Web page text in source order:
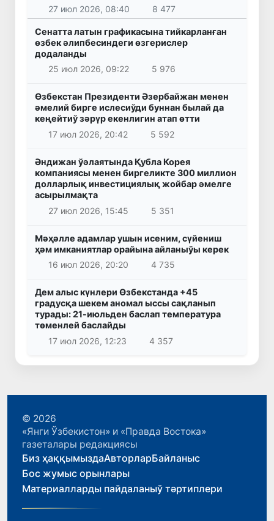
27 июл 2026, 08:40 8 477
Сенатта латын графикасына тийкарланған
өзбек әлипбесиндеги өзгерислер
додаланды
25 июл 2026, 09:22
5 976
Өзбекстан Президенти Әзербайжан менен
әмелий бирге ислесиўди буннан былай да
кеңейтиў зәрүр екенлигин атап өтти
17 июл 2026, 20:42
5 592
Әндижан ўәлаятында Қубла Корея
компаниясы менен биргеликте 300 миллион
долларлық инвестициялық жойбар әмелге
асырылмақта
27 июл 2026, 15:45
5 351
Мәҳәлле адамлар ушын исеним, сүйениш
ҳәм имканиятлар орайына айланыўы керек
16 июл 2026, 20:20
4 735
Дем алыс күнлери Өзбекстанда +45
градусқа шекем аномал ыссы сақланып
турады: 21-июльден баслап температура
төменлей баслайды
17 июл 2026, 12:23
4 357
© 2026
«Янги Ўзбекистон» и «Правда Востока»
газеталары редакциясы
Биз ҳаққымыздаАвторларБайланыс
Бос жумыс орынлары
Материалларды пайдаланыў тәртиплери